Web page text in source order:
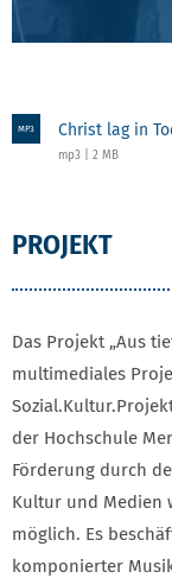
MP3 Christ lag in
mp3 | 2 MB
PROJEKT
Das Projekt „Aus
multimediales
der Hochschule
Förderung durch
Kultur und Medien
möglich. Es
komponierter